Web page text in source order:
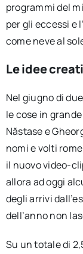
programmi del
per gli eccessi e
come neve al
Le idee
Nel giugno di
le cose in
Năstase e
nomi e volti
il nuovo video-
allora ad oggi
degli arrivi
dell’anno non
Su un totale di